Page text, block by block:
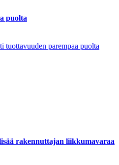
puolta
tuottavuuden parempaa puolta
rakennuttajan liikkumavaraa